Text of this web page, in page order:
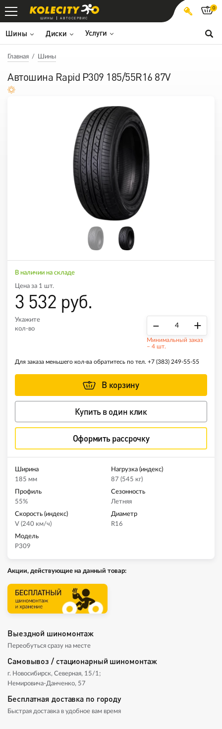
ШИНЫ АВТОСЕРВИС
Шины Диски Услуги
0
Главная Шины
Автошина Rapid P309 185/55R16 87V
В наличии на складе
Цена за 1 шт.
3 532 руб.
Укажите
кол-во
– +
Минимальный заказ
– 4 шт.
Для заказа меньшего кол-ва обратитесь по тел. +7 (383) 249-55-55
В корзину
Купить в один клик
Оформить рассрочку
Ширина
185 мм
Нагрузка (индекс)
87 (545 кг)
Профиль
55%
Сезонность
Летняя
Скорость (индекс)
V (240 км/ч)
Диаметр
R16
Модель
P309
Акции, действующие на данный товар:
Выездной шиномонтаж
Переобуться сразу на месте
Самовывоз / стационарный шиномонтаж
г. Новосибирск, Северная, 15/1;
Немировича-Данченко, 57
Бесплатная доставка по городу
Быстрая доставка в удобное вам время